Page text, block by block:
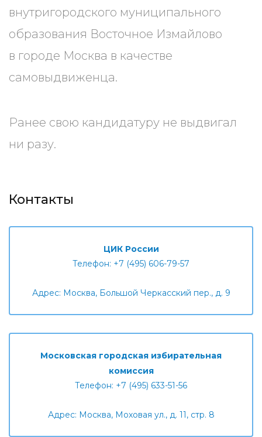
внутригородского муниципального
образования Восточное Измайлово
в городе Москва в качестве
самовыдвиженца.
Ранее свою кандидатуру не выдвигал
ни разу.
Контакты
ЦИК России
Телефон: +7 (495) 606-79-57
Адрес: Москва, Большой Черкасский пер., д. 9
Московская городская избирательная
комиссия
Телефон: +7 (495) 633-51-56
Адрес: Москва, Моховая ул., д. 11, стр. 8